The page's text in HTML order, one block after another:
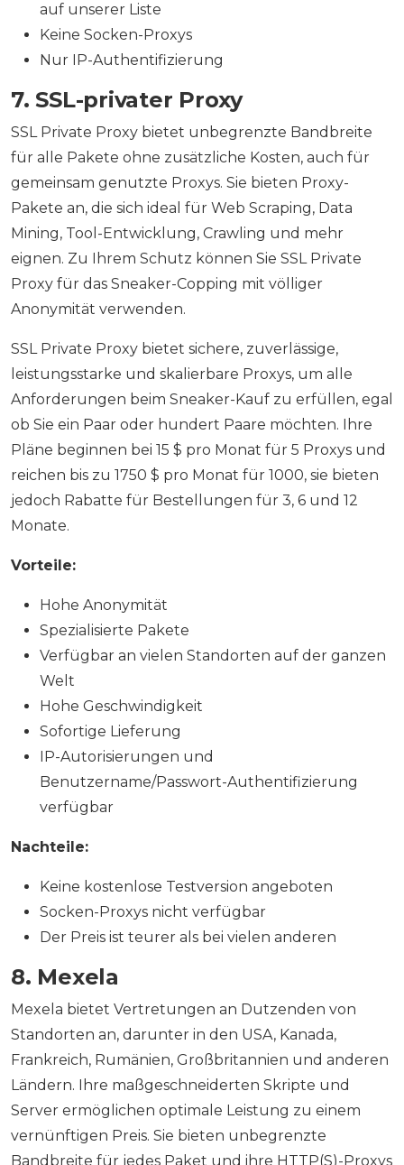
auf unserer Liste
Keine Socken-Proxys
Nur IP-Authentifizierung
7. SSL-privater Proxy
SSL Private Proxy bietet unbegrenzte Bandbreite
für alle Pakete ohne zusätzliche Kosten, auch für
gemeinsam genutzte Proxys. Sie bieten Proxy-
Pakete an, die sich ideal für Web Scraping, Data
Mining, Tool-Entwicklung, Crawling und mehr
eignen. Zu Ihrem Schutz können Sie SSL Private
Proxy für das Sneaker-Copping mit völliger
Anonymität verwenden.
SSL Private Proxy bietet sichere, zuverlässige,
leistungsstarke und skalierbare Proxys, um alle
Anforderungen beim Sneaker-Kauf zu erfüllen, egal
ob Sie ein Paar oder hundert Paare möchten. Ihre
Pläne beginnen bei 15 $ pro Monat für 5 Proxys und
reichen bis zu 1750 $ pro Monat für 1000, sie bieten
jedoch Rabatte für Bestellungen für 3, 6 und 12
Monate.
Vorteile:
Hohe Anonymität
Spezialisierte Pakete
Verfügbar an vielen Standorten auf der ganzen
Welt
Hohe Geschwindigkeit
Sofortige Lieferung
IP-Autorisierungen und
Benutzername/Passwort-Authentifizierung
verfügbar
Nachteile:
Keine kostenlose Testversion angeboten
Socken-Proxys nicht verfügbar
Der Preis ist teurer als bei vielen anderen
8. Mexela
Mexela bietet Vertretungen an Dutzenden von
Standorten an, darunter in den USA, Kanada,
Frankreich, Rumänien, Großbritannien und anderen
Ländern. Ihre maßgeschneiderten Skripte und
Server ermöglichen optimale Leistung zu einem
vernünftigen Preis. Sie bieten unbegrenzte
Bandbreite für jedes Paket und ihre HTTP(S)-Proxys